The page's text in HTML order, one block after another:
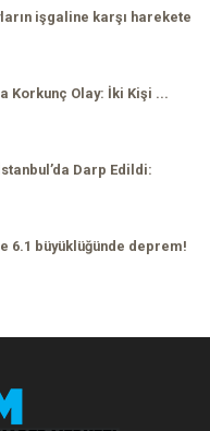
işgaline karşı harekete
Korkunç Olay: İki Kişi ...
Darp Edildi:
6.1 büyüklüğünde deprem!